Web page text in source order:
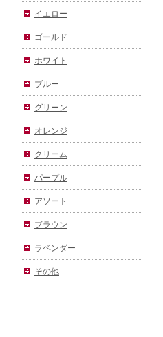
イエロー
ゴールド
ホワイト
ブルー
グリーン
オレンジ
クリーム
パープル
アソート
ブラウン
ラベンダー
その他